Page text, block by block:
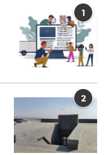
1
2